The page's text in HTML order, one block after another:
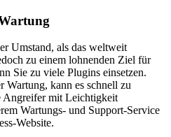
Umstand, als das weltweit
zu einem lohnenden Ziel für
Sie zu viele Plugins einsetzen.
Wartung, kann es schnell zu
Angreifer mit Leichtigkeit
Wartungs- und Support-Service
Website.